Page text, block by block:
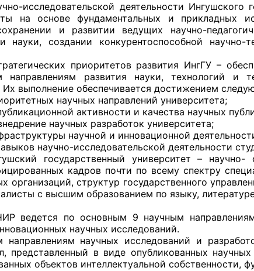
исследовательской деятельности
на основе фундаментальных и прикладных
и развитии ведущих научно-
науки, создании конкурентоспособной
приоритетов развития ИнгГУ –
направлениям развития науки, технологий и
Их выполнение обеспечивается достижением
научных направлений университета;
активности и качества научных
научных разработок университета;
научной и инновационной
научно-исследовательской деятельности
государственный университет – научно-
кадров почти по всему спектру
организаций, структур государственного
с высшим образованием по языку,
ведется по основным 9 научным
научных исследований.
направлениям научных исследований и
представленный в виде опубликованных
объектов интеллектуальной собственности,